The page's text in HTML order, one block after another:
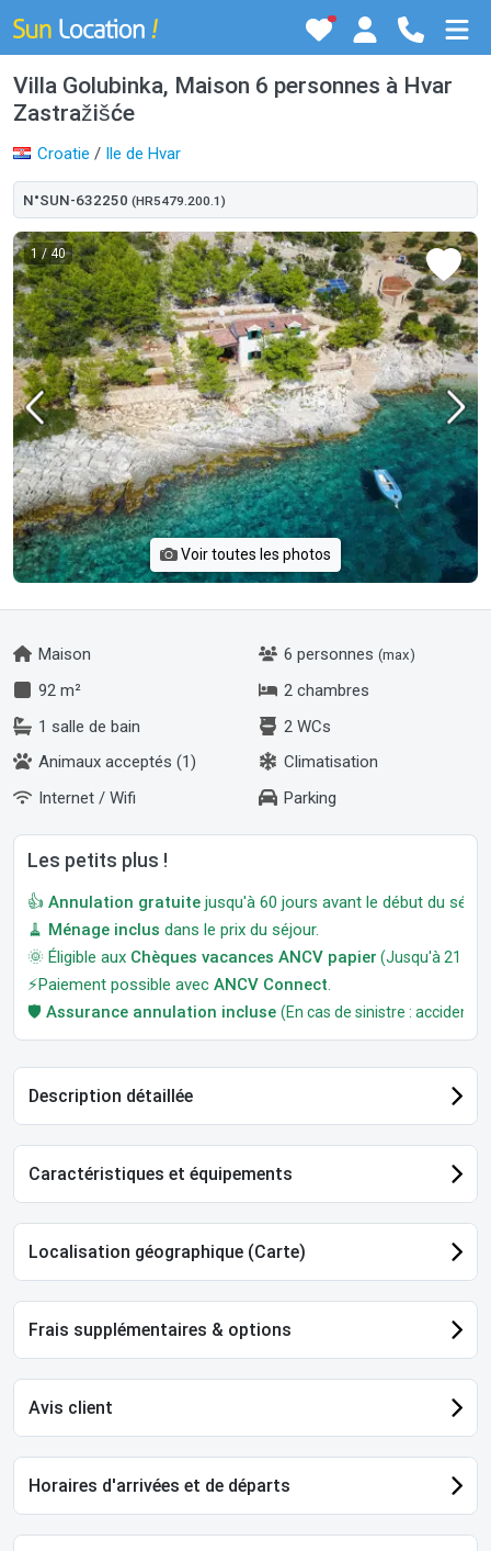
Villa Golubinka, Maison 6 personnes à Hvar
Zastražišće
Croatie / Ile de Hvar
N°SUN-632250 (HR5479.200.1)
1/ 40
Voir toutes les photos
Maison 6 personnes (max)
92 m²
2 chambres
1 salle de bain
2 WCs
Animaux acceptés (1)
Climatisation
Internet / Wifi
Parking
Les petits plus !
👍 Annulation gratuite jusqu'à 60 jours avant le début du
🧹 Ménage inclus dans le prix du séjour.
🌞 Éligible aux Chèques vacances ANCV papier (Jusqu'à 21
⚡Paiement possible avec ANCV Connect.
🛡️ Assurance annulation incluse (En cas de sinistre : accident,
Description détaillée
Caractéristiques et équipements
Localisation géographique (Carte)
Frais supplémentaires & options
Avis client
Horaires d'arrivées et de départs